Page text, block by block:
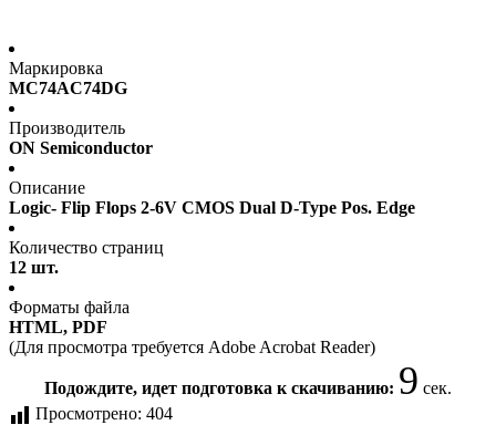
Маркировка
MC74AC74DG
Производитель
ON Semiconductor
Описание
Logic- Flip Flops 2-6V CMOS Dual D-Type Pos. Edge
Количество страниц
12 шт.
Форматы файла
HTML, PDF
(Для просмотра требуется Adobe Acrobat Reader)
Подождите, идет подготовка к скачиванию: 9 сек.
Просмотрено: 404